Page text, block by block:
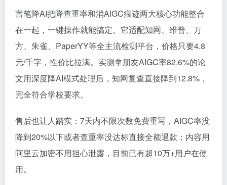
言笔降AI把降查重率和消AIGC痕迹两大核心功能整合
在一起，一键操作就能搞定。它适配知网、维普、万
方、朱雀、PaperYY等全主流检测平台，价格只要4.8
元/千字，性价比拉满。实测拿朋友AIGC率82.6%的论
文用深度降AI模式处理后，知网复查直接降到12.8%，
完全符合学校要求。
售后也让人踏实：7天内不限次数免费重写，AIGC率没
降到20%以下或者查重率没达标直接全额退款；内容用
阿里云加密不用担心泄露，目前已有超10万+用户在使
用。